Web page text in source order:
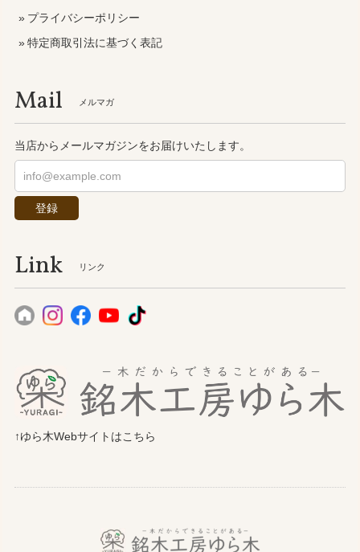
プライバシーポリシー
特定商取引法に基づく表記
Mail メルマガ
当店からメールマガジンをお届けいたします。
登録
Link リンク
↑ゆら木Webサイトはこちら